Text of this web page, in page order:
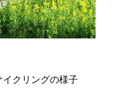
グの様子